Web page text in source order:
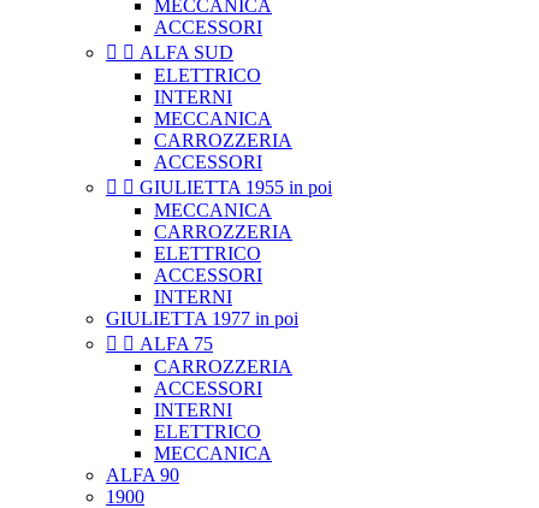
MECCANICA
ACCESSORI
  ALFA SUD
ELETTRICO
INTERNI
MECCANICA
CARROZZERIA
ACCESSORI
  GIULIETTA 1955 in poi
MECCANICA
CARROZZERIA
ELETTRICO
ACCESSORI
INTERNI
GIULIETTA 1977 in poi
  ALFA 75
CARROZZERIA
ACCESSORI
INTERNI
ELETTRICO
MECCANICA
ALFA 90
1900